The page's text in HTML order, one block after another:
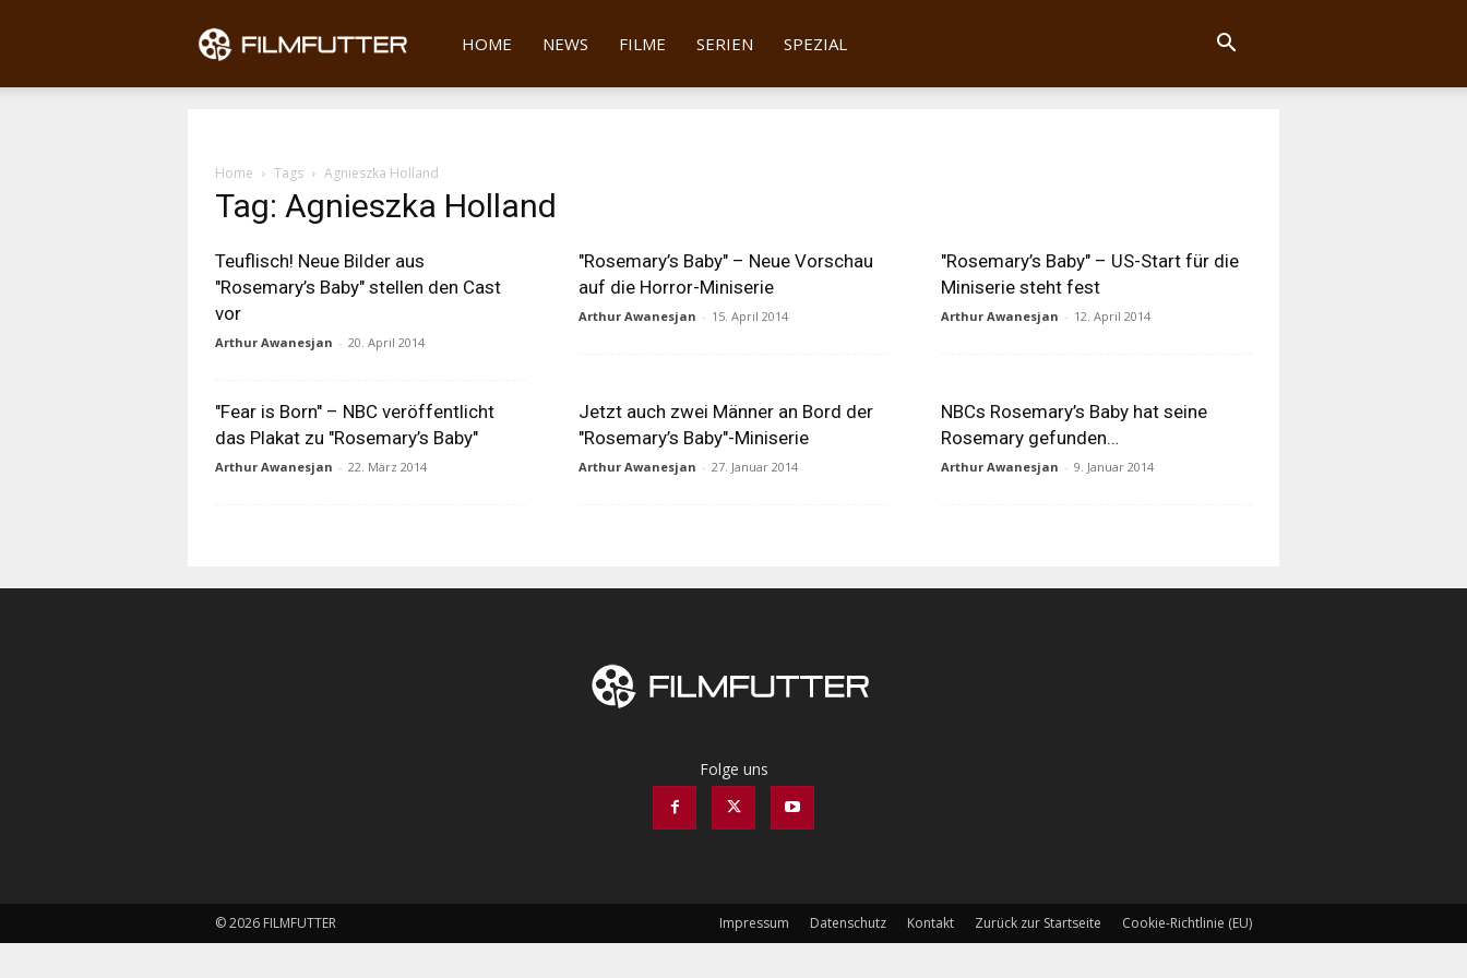
Filmfutter
HOME NEWS FILME SERIEN SPEZIAL
Home Tags Agnieszka Holland
Tag: Agnieszka Holland
Teuflisch! Neue Bilder aus
"Rosemary’s Baby" stellen den Cast
vor
Arthur Awanesjan - 20. April 2014
"Rosemary’s Baby" – Neue Vorschau
auf die Horror-Miniserie
Arthur Awanesjan - 15. April 2014
"Rosemary’s Baby" – US-Start für die
Miniserie steht fest
Arthur Awanesjan - 12. April 2014
"Fear is Born" – NBC veröffentlicht
das Plakat zu "Rosemary’s Baby"
Arthur Awanesjan - 22. März 2014
Jetzt auch zwei Männer an Bord der
"Rosemary’s Baby"-Miniserie
Arthur Awanesjan - 27. Januar 2014
NBCs Rosemary’s Baby hat seine
Rosemary gefunden…
Arthur Awanesjan - 9. Januar 2014
Folge uns
Impressum Datenschutz Kontakt Zurück zur Startseite Cookie-Richtlinie (EU)
© 2026 FILMFUTTER